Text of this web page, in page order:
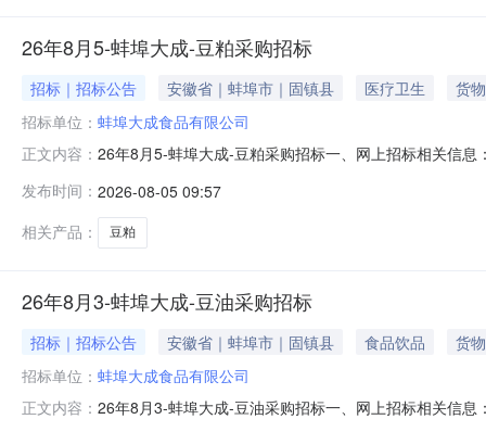
26年8月5-蚌埠大成-豆粕采购招标
招标｜招标公告 安徽省｜蚌埠市｜固镇县 医疗卫生
货物
招标单位： 蚌埠大成食品有限公司
正文内容： 26年8月5-蚌埠大成-豆粕采购招标一、网上招标相关信
货时间2025年8月30日2.招标时间：2025年8月53.招标
发布时间： 2026-08-05 09:57
相关产品：
豆粕
26年8月3-蚌埠大成-豆油采购招标
招标｜招标公告 安徽省｜蚌埠市｜固镇县 食品饮品
货物
招标单位： 蚌埠大成食品有限公司
正文内容： 26年8月3-蚌埠大成-豆油采购招标一、网上招标相关信